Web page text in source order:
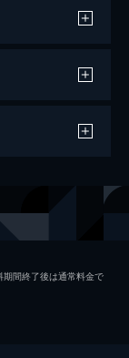
マ・ストーン
間終了後は通常料金で